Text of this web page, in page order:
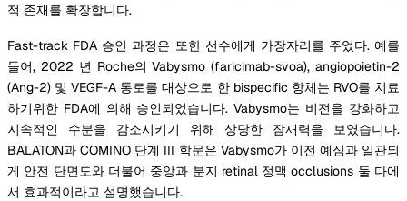
적 존재를 확장합니다.
Fast-track FDA 승인 과정은 또한 선수에게 가장자리를 주었다. 예를
들어, 2022 년 Roche의 Vabysmo (faricimab-svoa), angiopoietin-2
(Ang-2) 및 VEGF-A 통로를 대상으로 한 bispecific 항체는 RVO를 치료
하기위한 FDA에 의해 승인되었습니다. Vabysmo는 비전을 강화하고
지속적인 수분을 감소시키기 위해 상당한 잠재력을 보였습니다.
BALATON과 COMINO 단계 III 학문은 Vabysmo가 이전 예심과 일관되
게 안전 단면도와 더불어 중앙과 분지 retinal 정맥 occlusions 둘 다에
서 효과적이라고 설명했습니다.